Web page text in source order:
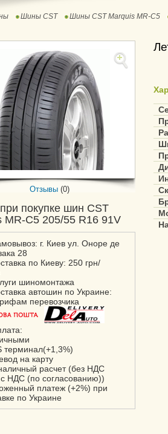
Шины CST Шины CST Marquis MR-C5
Отзывы (0)
покупке шин CST
MR-C5 205/55 R16 91V
г. Киев ул. Оноре де
28
по Киеву: 250 грн/
шиномонтажа
автошин по Украине:
перевозчика
терминал(+1,3%)
на карту
расчет (без НДС
НДС (по согласованию))
платеж (+2%) при
по Украине